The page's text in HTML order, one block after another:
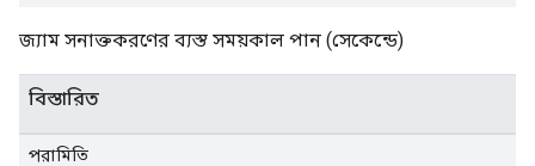
জ্যাম সনাক্তকরণের ব্যস্ত সময়কাল পান (সেকেন্ডে)
বিস্তারিত
পরামিতি